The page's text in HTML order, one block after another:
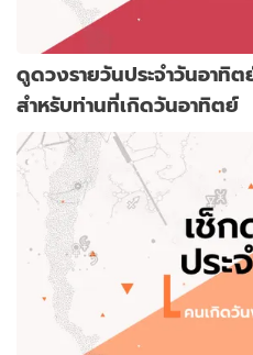
ดูดวงรายวันประจำวันอาทิ
สำหรับท่านที่เกิดวันอาทิตย์